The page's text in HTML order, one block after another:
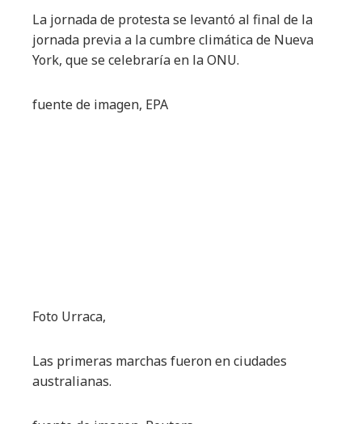
La jornada de protesta se levantó al final de la
jornada previa a la cumbre climática de Nueva
York, que se celebraría en la ONU.
fuente de imagen, EPA
Foto Urraca,
Las primeras marchas fueron en ciudades
australianas.